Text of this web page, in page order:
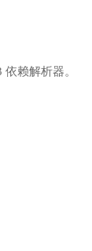
赖解析器。